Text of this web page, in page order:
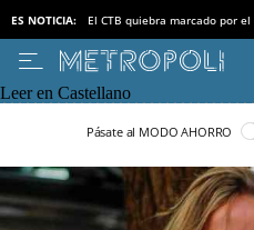
ES NOTICIA: El CTB quiebra marcado por
Leer en Castellano
Pásate al MODO AHORRO